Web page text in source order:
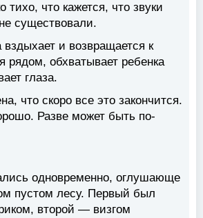
тихо, что кажется, что звуки
существовали.
и возвращается к
рядом, обхватывает ребенка
глаза.
что скоро все это закончится.
Разве может быть по-
одновременно, оглушающе
пустом лесу. Первый был
второй — визгом